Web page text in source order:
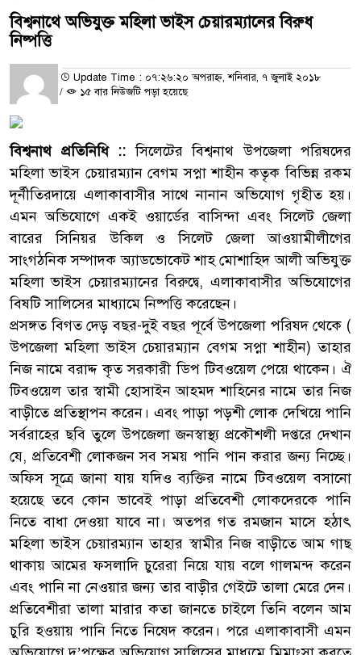
বিশ্বনাথে অভিযুক্ত মহিলা ভাইস চেয়ারম্যানের বিরুধ
নিষ্পত্তি
Update Time : ০৭:২৬:২০ অপরাহ্ন, শনিবার, ৭ জুলাই ২০১৮
/
১৫ বার নিউজটি পড়া হয়েছে
বিশ্বনাথ প্রতিনিধি :: সিলেটের বিশ্বনাথ উপজেলা পরিষদের
মহিলা ভাইস চেয়ারম্যান বেগম সপ্না শাহীন কতৃক বিভিন্ন রকম
দূর্নীতিরদায়ে এলাকাবাসীর সাথে নানান অভিযোগ গৃহীত হয়।
এমন অভিযোগে একই ওয়ার্ডের বাসিন্দা এবং সিলেট জেলা
বারের সিনিয়র উকিল ও সিলেট জেলা আওয়ামীলীগের
সাংগঠনিক সম্পাদক অ্যাডভোকেট শাহ মোশাহিদ আলী অভিযুক্ত
মহিলা ভাইস চেয়ারম্যানের বিরুদ্বে, এলাকাবাসীর অভিযোগের
বিষটি সালিসের মাধ্যামে নিষ্পত্তি করেছেন।
প্রসঙ্গত বিগত দেড় বছর-দুই বছর পূর্বে উপজেলা পরিষদ থেকে (
উপজেলা মহিলা ভাইস চেয়ারম্যান বেগম সপ্না শাহীন) তাহার
নিজ নামে বরাদ্দ কৃত সরকারী ডিপ টিবওয়েল পেয়ে থাকেন। ঐ
টিবওয়েল তার স্বামী হোসাইন আহমদ শাহিনের নামে তার নিজ
বাড়ীতে প্রতিস্থাপন করেন। এবং পাড়া পড়শী লোক দেখিয়ে পানি
সর্বরাহের ছবি তুলে উপজেলা জনস্বাস্থ্য প্রকৌশলী দপ্তরে দেখান
যে, প্রতিবেশী লোকজন সব সময় পানি পান করার জন্য নিচ্ছে।
অফিস সূত্রে জানা যায় যদিও ব্যক্তির নামে টিবওয়েল বসানো
হয়েছে তবে কোন ভাবেই পাড়া প্রতিবেশী লোকদেরকে পানি
নিতে বাধা দেওয়া যাবে না। অতপর গত রমজান মাসে হঠাৎ
মহিলা ভাইস চেয়ারম্যান তাহার স্বামীর নিজ বাড়ীতে আম গাছ
থাকায় আমের ফসলাদি চুরেরা নিয়ে যায় বলে গালমন্দ করেন
এবং পানি না নেওয়ার জন্য তার বাড়ীর গেইটে তালা মেরে দেন।
প্রতিবেশীরা তালা মারার কতা জানতে চাইলে তিনি বলেন আম
চুরি হওয়ায় পানি নিতে নিষেদ করেন। পরে এলাকাবাসী এমন